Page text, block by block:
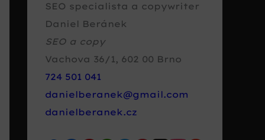
SEO specialista a copywriter
Daniel Beránek
SEO a copy
Vachova 36/1, 602 00 Brno
724 501 041
danielberanek@gmail.com
danielberanek.cz